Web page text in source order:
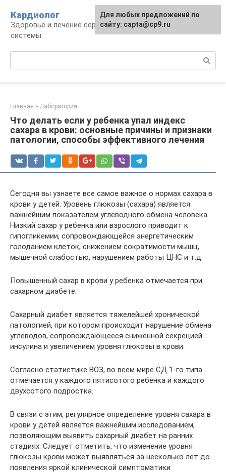
контенту
Кардиолог
Здоровье и лечение сердечно-сосудистой
системы
Главная » Лаборатория
Что делать если у ребенка упал индекс
сахара в крови: основные причины и признаки
патологии, способы эффективного лечения
Сегодня вы узнаете все самое важное о нормах сахара в
крови у детей. Уровень глюкозы (сахара) является
важнейшим показателем углеводного обмена человека.
Низкий сахар у ребенка или взрослого приводит к
гипогликемии, сопровождающейся энергетическим
голоданием клеток, снижением сократимости мышц,
мышечной слабостью, нарушением работы ЦНС и т.д.
Повышенный сахар в крови у ребенка отмечается при
сахарном диабете.
Сахарный диабет является тяжелейшей хронической
патологией, при котором происходит нарушение обмена
углеводов, сопровождающееся сниженной секрецией
инсулина и увеличением уровня глюкозы в крови.
Согласно статистике ВОЗ, во всем мире СД 1-го типа
отмечается у каждого пятисотого ребенка и каждого
двухсотого подростка.
В связи с этим, регулярное определение уровня сахара в
крови у детей является важнейшим исследованием,
позволяющим выявить сахарный диабет на ранних
стадиях. Следует отметить, что изменение уровня
глюкозы крови может выявляться за несколько лет до
появления яркой клинической симптоматики
Для любых предложений по
сайту: capta@cp9.ru